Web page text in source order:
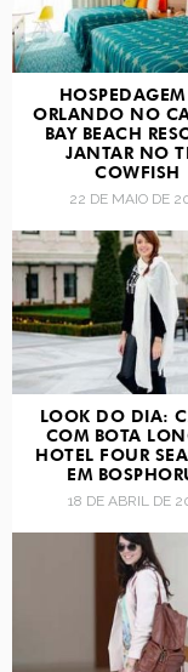
ORLANDO NO
BAY BEACH
JANTAR NO
COWFISH
22 DE MAIO DE
LOOK DO DIA:
COM BOTA
HOTEL FOUR
EM
18 DE ABRIL DE